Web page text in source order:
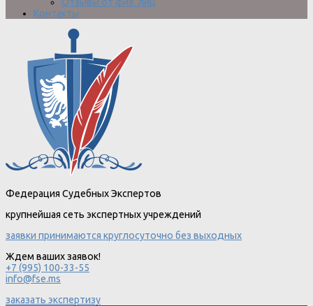
Отзывы от физ. лиц
Контакты
Федерация Судебных Экспертов
крупнейшая сеть экспертных учреждений
заявки принимаются круглосуточно без выходных
Ждем ваших заявок!
+7 (995) 100-33-55
info@fse.ms
заказать экспертизу